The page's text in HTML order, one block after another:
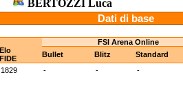
BERTOZZI Luca
Dati di base
FSI Arena Online
Elo
FIDE
Bullet Blitz Standard
1829 - - -